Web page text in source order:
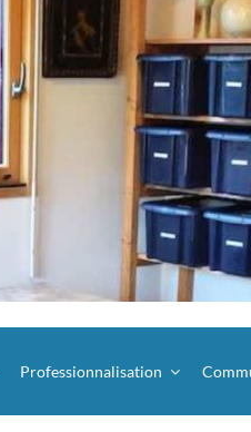
Professionnalisation